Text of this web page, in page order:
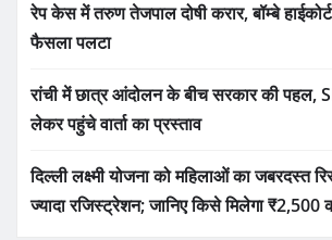
रेप केस में तरुण तेजपाल दोषी करार, बॉम्बे
फैसला पलटा
रांची में छात्र आंदोलन के बीच सरकार की
लेकर पहुंचे वार्ता का प्रस्ताव
दिल्ली लक्ष्मी योजना को महिलाओं का जबरदस्त
ज्यादा रजिस्ट्रेशन; जानिए किसे मिलेगा ₹2,500